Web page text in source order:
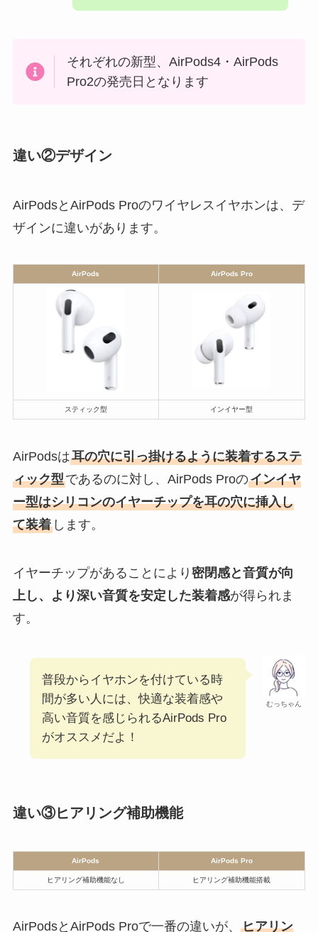
それぞれの新型、AirPods4・AirPods
Pro2の発売日となります
違い②デザイン
AirPodsとAirPods Proのワイヤレスイヤホンは、デ
ザインに違いがあります。
AirPods AirPods Pro
スティック型 インイヤー型
AirPodsは耳の穴に引っ掛けるように装着するステ
ィック型であるのに対し、AirPods Proのインイヤ
ー型はシリコンのイヤーチップを耳の穴に挿入し
て装着します。
イヤーチップがあることにより 密閉感と音質が向
上し、より深い音質を安定した装着感が得られま
す。
むっちゃん
普段からイヤホンを付けている時
間が多い人には、快適な装着感や
高い音質を感じられるAirPods Pro
がオススメだよ！
違い③ヒアリング補助機能
AirPods AirPods Pro
ヒアリング補助機能なし ヒアリング補助機能搭載
AirPodsとAirPods Proで一番の違いが、 ヒアリン